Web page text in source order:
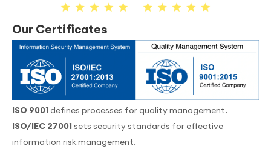
Our Certificates
ISO 9001 defines processes for quality management.
ISO/IEC 27001 sets security standards for effective
information risk management.